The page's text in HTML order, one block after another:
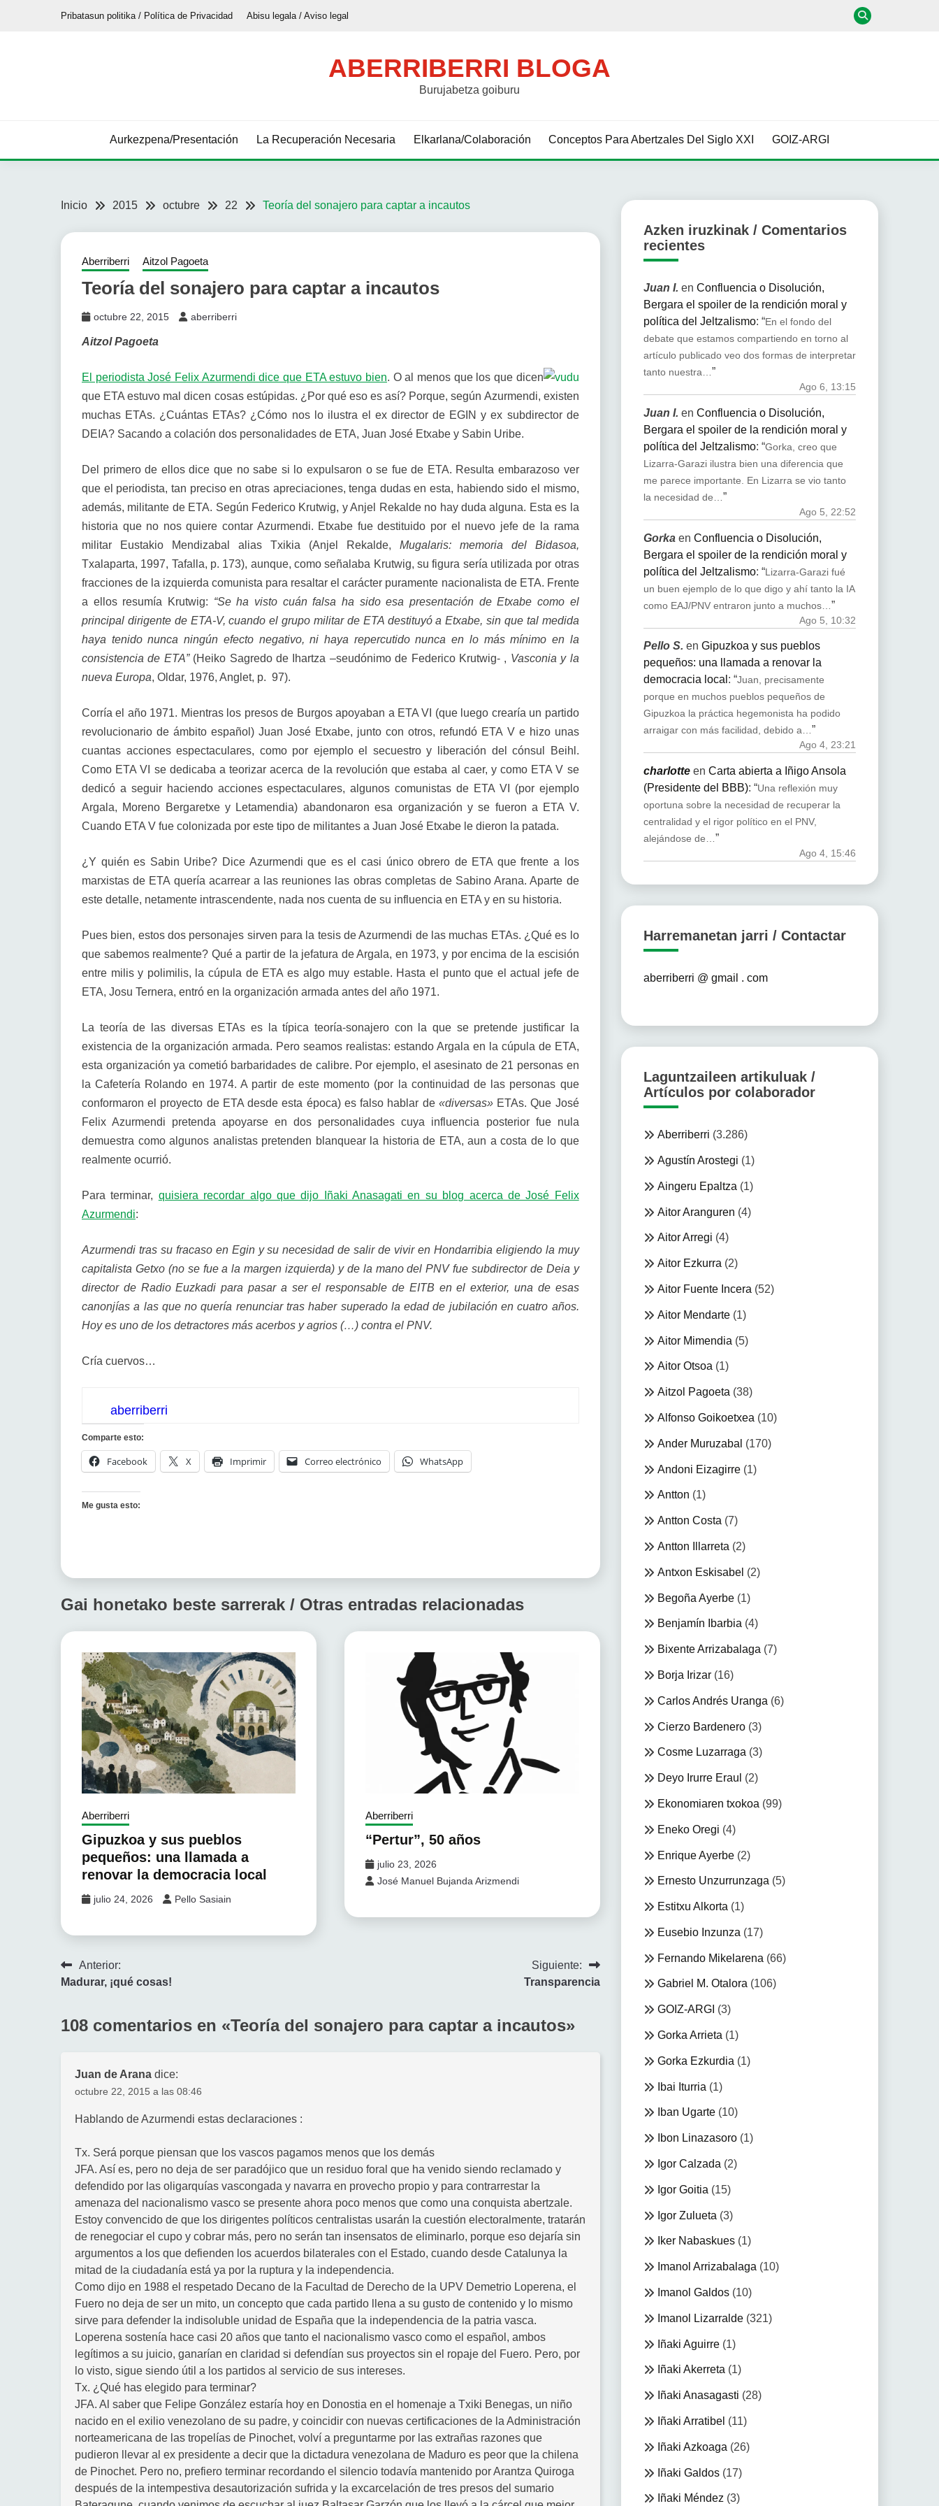
Pribatasun politika / Política de Privacidad Abisu legala / Aviso legal
ABERRIBERRI BLOGA
Burujabetza goiburu
Aurkezpena/Presentación La Recuperación Necesaria Elkarlana/Colaboración Conceptos Para Abertzales Del Siglo XXI GOIZ-ARGI
Inicio 2015 octubre 22 Teoría del sonajero para captar a incautos
Aberriberri Aitzol Pagoeta
Teoría del sonajero para captar a incautos
octubre 22, 2015 aberriberri
Aitzol Pagoeta
El periodista José Felix Azurmendi dice que ETA estuvo bien. O al menos que los que dicen
que ETA estuvo mal dicen cosas estúpidas. ¿Por qué eso es así? Porque, según Azurmendi, existen
muchas ETAs. ¿Cuántas ETAs? ¿Cómo nos lo ilustra el ex director de EGIN y ex subdirector de
DEIA? Sacando a colación dos personalidades de ETA, Juan José Etxabe y Sabin Uribe.
Del primero de ellos dice que no sabe si lo expulsaron o se fue de ETA. Resulta embarazoso ver
que el periodista, tan preciso en otras apreciaciones, tenga dudas en esta, habiendo sido el mismo,
además, militante de ETA. Según Federico Krutwig, y Anjel Rekalde no hay duda alguna. Esta es la
historia que no nos quiere contar Azurmendi. Etxabe fue destituido por el nuevo jefe de la rama
militar Eustakio Mendizabal alias Txikia (Anjel Rekalde, Mugalaris: memoria del Bidasoa,
Txalaparta, 1997, Tafalla, p. 173), aunque, como señalaba Krutwig, su figura sería utilizada por otras
fracciones de la izquierda comunista para resaltar el carácter puramente nacionalista de ETA. Frente
a ellos resumía Krutwig: “Se ha visto cuán falsa ha sido esa presentación de Etxabe como el
principal dirigente de ETA-V, cuando el grupo militar de ETA destituyó a Etxabe, sin que tal medida
haya tenido nunca ningún efecto negativo, ni haya repercutido nunca en lo más mínimo en la
consistencia de ETA”(Heiko Sagredo de Ihartza –seudónimo de Federico Krutwig- , Vasconia y la
nueva Europa, Oldar, 1976, Anglet, p. 97).
Corría el año 1971. Mientras los presos de Burgos apoyaban a ETA VI (que luego crearía un partido
revolucionario de ámbito español) Juan José Etxabe, junto con otros, refundó ETA V e hizo unas
cuantas acciones espectaculares, como por ejemplo el secuestro y liberación del cónsul Beihl.
Como ETA VI se dedicaba a teorizar acerca de la revolución que estaba al caer, y como ETA V se
dedicó a seguir haciendo acciones espectaculares, algunos comunistas de ETA VI (por ejemplo
Argala, Moreno Bergaretxe y Letamendia) abandonaron esa organización y se fueron a ETA V.
Cuando ETA V fue colonizada por este tipo de militantes a Juan José Etxabe le dieron la patada.
¿Y quién es Sabin Uribe? Dice Azurmendi que es el casi único obrero de ETA que frente a los
marxistas de ETA quería acarrear a las reuniones las obras completas de Sabino Arana. Aparte de
este detalle, netamente intrascendente, nada nos cuenta de su influencia en ETA y en su historia.
Pues bien, estos dos personajes sirven para la tesis de Azurmendi de las muchas ETAs. ¿Qué es lo
que sabemos realmente? Qué a partir de la jefatura de Argala, en 1973, y por encima de la escisión
entre milis y polimilis, la cúpula de ETA es algo muy estable. Hasta el punto que el actual jefe de
ETA, Josu Ternera, entró en la organización armada antes del año 1971.
La teoría de las diversas ETAs es la típica teoría-sonajero con la que se pretende justificar la
existencia de la organización armada. Pero seamos realistas: estando Argala en la cúpula de ETA,
esta organización ya cometió barbaridades de calibre. Por ejemplo, el asesinato de 21 personas en
la Cafetería Rolando en 1974. A partir de este momento (por la continuidad de las personas que
conformaron el proyecto de ETA desde esta época) es falso hablar de «diversas»ETAs. Que José
Felix Azurmendi pretenda apoyarse en dos personalidades cuya influencia posterior fue nula
demuestra como algunos analistas pretenden blanquear la historia de ETA, aun a costa de lo que
realmente ocurrió.
Para terminar, quisiera recordar algo que dijo Iñaki Anasagati en su blog acerca de José Felix
Azurmendi:
Azurmendi tras su fracaso en Egin y su necesidad de salir de vivir en Hondarribia eligiendo la muy
capitalista Getxo (no se fue a la margen izquierda) y de la mano del PNV fue subdirector de Deia y
director de Radio Euzkadi para pasar a ser el responsable de EITB en el exterior, una de esas
canonjías a las que no quería renunciar tras haber superado la edad de jubilación en cuatro años.
Hoy es uno de los detractores más acerbos y agrios (…) contra el PNV.
Cría cuervos…
aberriberri
Comparte esto:
Facebook X Imprimir Correo electrónico WhatsApp
Me gusta esto:
Gai honetako beste sarrerak / Otras entradas relacionadas
Aberriberri
Gipuzkoa y sus pueblos
pequeños: una llamada a
renovar la democracia local
julio 24, 2026 Pello Sasiain
Aberriberri
“Pertur”, 50 años
julio 23, 2026
José Manuel Bujanda Arizmendi
Navegación
entradas
Anterior:
Madurar, ¡qué cosas!
Siguiente:
Transparencia
108 comentarios en «Teoría del sonajero para captar a incautos»
Juan de Arana dice:
octubre 22, 2015 a las 08:46
Hablando de Azurmendi estas declaraciones :
Tx. Será porque piensan que los vascos pagamos menos que los demás
JFA. Así es, pero no deja de ser paradójico que un residuo foral que ha venido siendo reclamado y
defendido por las oligarquías vascongada y navarra en provecho propio y para contrarrestar la
amenaza del nacionalismo vasco se presente ahora poco menos que como una conquista abertzale.
Estoy convencido de que los dirigentes políticos centralistas usarán la cuestión electoralmente, tratarán
de renegociar el cupo y cobrar más, pero no serán tan insensatos de eliminarlo, porque eso dejaría sin
argumentos a los que defienden los acuerdos bilaterales con el Estado, cuando desde Catalunya la
mitad de la ciudadanía está ya por la ruptura y la independencia.
Como dijo en 1988 el respetado Decano de la Facultad de Derecho de la UPV Demetrio Loperena, el
Fuero no deja de ser un mito, un concepto que cada partido llena a su gusto de contenido y lo mismo
sirve para defender la indisoluble unidad de España que la independencia de la patria vasca.
Loperena sostenía hace casi 20 años que tanto el nacionalismo vasco como el español, ambos
legítimos a su juicio, ganarían en claridad si defendían sus proyectos sin el ropaje del Fuero. Pero, por
lo visto, sigue siendo útil a los partidos al servicio de sus intereses.
Tx. ¿Qué has elegido para terminar?
JFA. Al saber que Felipe González estaría hoy en Donostia en el homenaje a Txiki Benegas, un niño
nacido en el exilio venezolano de su padre, y coincidir con nuevas certificaciones de la Administración
norteamericana de las tropelías de Pinochet, volví a preguntarme por las extrañas razones que
pudieron llevar al ex presidente a decir que la dictadura venezolana de Maduro es peor que la chilena
de Pinochet. Pero no, prefiero terminar recordando el silencio todavía mantenido por Arantza Quiroga
después de la intempestiva desautorización sufrida y la excarcelación de tres presos del sumario
Azken iruzkinak / Comentarios
recientes
Juan I. en Confluencia o Disolución,
Bergara el spoiler de la rendición moral y
política del Jeltzalismo: “En el fondo del
debate que estamos compartiendo en torno al
artículo publicado veo dos formas de interpretar
tanto nuestra…”
Ago 6, 13:15
Juan I. en Confluencia o Disolución,
Bergara el spoiler de la rendición moral y
política del Jeltzalismo: “Gorka, creo que
Lizarra-Garazi ilustra bien una diferencia que
me parece importante. En Lizarra se vio tanto
la necesidad de… ”
Ago 5, 22:52
Gorkaen Confluencia o Disolución,
Bergara el spoiler de la rendición moral y
política del Jeltzalismo: “Lizarra-Garazi fué
un buen ejemplo de lo que digo y ahí tanto la IA
como EAJ/PNV entraron junto a muchos… ”
Ago 5, 10:32
Pello S. en Gipuzkoa y sus pueblos
pequeños: una llamada a renovar la
democracia local : “Juan, precisamente
porque en muchos pueblos pequeños de
Gipuzkoa la práctica hegemonista ha podido
arraigar con más facilidad, debido a…”
Ago 4, 23:21
charlotteen Carta abierta a Iñigo Ansola
(Presidente del BBB): “Una reflexión muy
oportuna sobre la necesidad de recuperar la
centralidad y el rigor político en el PNV,
alejándose de…”
Ago 4, 15:46
Harremanetan jarri / Contactar
aberriberri @ gmail . com
Laguntzaileen artikuluak /
Artículos por colaborador
Aberriberri (3.286)
Agustín Arostegi (1)
Aingeru Epaltza (1)
Aitor Aranguren (4)
Aitor Arregi (4)
Aitor Ezkurra (2)
Aitor Fuente Incera (52)
Aitor Mendarte(1)
Aitor Mimendia (5)
Aitor Otsoa (1)
Aitzol Pagoeta (38)
Alfonso Goikoetxea (10)
Ander Muruzabal (170)
Andoni Eizagirre(1)
Antton (1)
Antton Costa (7)
Antton Illarreta (2)
Antxon Eskisabel (2)
Begoña Ayerbe(1)
Benjamín Ibarbia (4)
Bixente Arrizabalaga (7)
Borja Irizar(16)
Carlos Andrés Uranga (6)
Cierzo Bardenero(3)
Cosme Luzarraga (3)
Deyo Irurre Eraul (2)
Ekonomiaren txokoa (99)
Eneko Oregi (4)
Enrique Ayerbe(2)
Ernesto Unzurrunzaga (5)
Estitxu Alkorta (1)
Eusebio Inzunza (17)
Fernando Mikelarena (66)
Gabriel M. Otalora(106)
GOIZ-ARGI (3)
Gorka Arrieta (1)
Gorka Ezkurdia (1)
Ibai Iturria (1)
Iban Ugarte(10)
Ibon Linazasoro(1)
Igor Calzada (2)
Igor Goitia (15)
Igor Zulueta (3)
Iker Nabaskues(1)
Imanol Arrizabalaga (10)
Imanol Galdos(10)
Imanol Lizarralde(321)
Iñaki Aguirre(1)
Iñaki Akerreta(1)
Iñaki Anasagasti (28)
Iñaki Arratibel (11)
Iñaki Azkoaga (26)
Iñaki Galdos(17)
Iñaki Méndez(3)